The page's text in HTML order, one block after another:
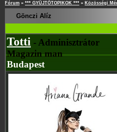
Fórum » *** GYŰJTŐTOPIKOK *** » Közösségi
Gönczi Alíz
Totti- Adminisztrátor
Magazin man
Budapest